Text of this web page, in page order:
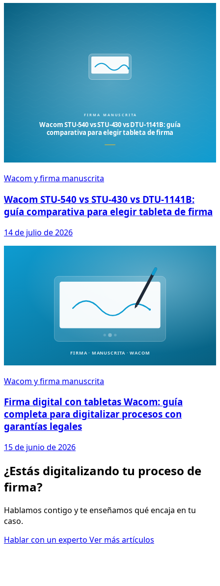
Wacom y firma manuscrita
Wacom STU-540 vs STU-430 vs DTU-1141B:
guía comparativa para elegir tableta de firma
14 de julio de 2026
Wacom y firma manuscrita
Firma digital con tabletas Wacom: guía
completa para digitalizar procesos con
garantías legales
15 de junio de 2026
¿Estás digitalizando tu proceso de
firma?
Hablamos contigo y te enseñamos qué encaja en tu
caso.
Hablar con un experto Ver más artículos